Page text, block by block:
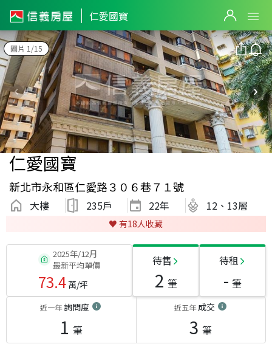
仁愛國寶
圖片 1/15
仁愛國寶
新北市永和區仁愛路３０６巷７１號
大樓 235戶 22年 12、13層
♥️ 有18人收藏
2025年/12月
最新平均單價
73.4萬/坪
待售
2 筆
待租
- 筆
近一年詢問度
1 筆
近五年成交
3 筆